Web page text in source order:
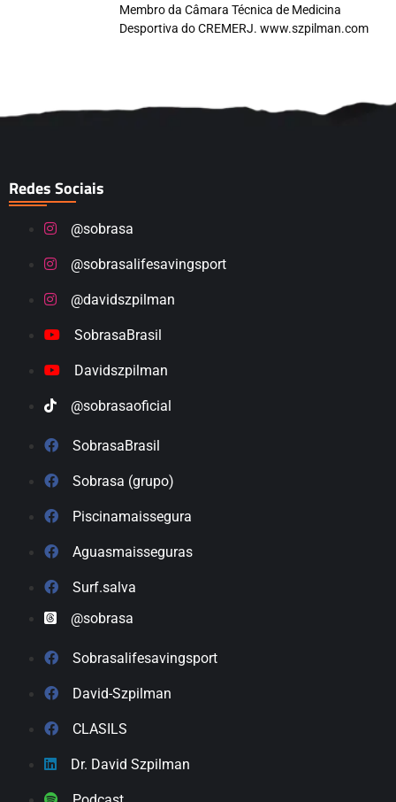
Membro da Câmara Técnica de Medicina
Desportiva do CREMERJ. www.szpilman.com
Redes Sociais
@sobrasa
@sobrasalifesavingsport
@davidszpilman
SobrasaBrasil
Davidszpilman
@sobrasaoficial
SobrasaBrasil
Sobrasa (grupo)
Piscinamaissegura
Aguasmaisseguras
Surf.salva
@sobrasa
Sobrasalifesavingsport
David-Szpilman
CLASILS
Dr. David Szpilman